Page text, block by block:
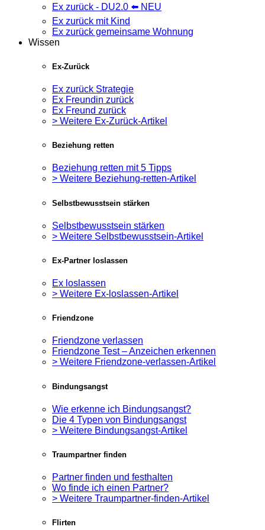
Ex zurück - DU2.0 ⬅️ NEU
Ex zurück mit Kind
Ex zurück gemeinsame Wohnung
Wissen
Ex-Zurück
Ex zurück Strategie
Ex Freundin zurück
Ex Freund zurück
> Weitere Ex-Zurück-Artikel
Beziehung retten
Beziehung retten mit 5 Tipps
> Weitere Beziehung-retten-Artikel
Selbstbewusstsein stärken
Selbstbewusstsein stärken
> Weitere Selbstbewusstsein-Artikel
Ex-Partner loslassen
Ex loslassen
> Weitere Ex-loslassen-Artikel
Friendzone
Friendzone verlassen
Friendzone Test – Anzeichen erkennen
> Weitere Friendzone-verlassen-Artikel
Bindungsangst
Wie erkenne ich Bindungsangst?
Die 4 Typen von Bindungsangst
> Weitere Bindungsangst-Artikel
Traumpartner finden
Partner finden und festhalten
Wo finde ich einen Partner?
> Weitere Traumpartner-finden-Artikel
Flirten